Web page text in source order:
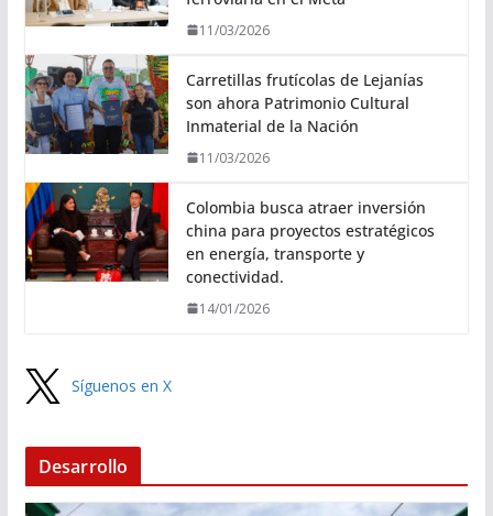
11/03/2026
Carretillas frutícolas de Lejanías
son ahora Patrimonio Cultural
Inmaterial de la Nación
11/03/2026
Colombia busca atraer inversión
china para proyectos estratégicos
en energía, transporte y
conectividad.
14/01/2026
Síguenos en X
Desarrollo